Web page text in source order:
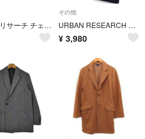
アーバンリサーチ チェスターコート アウター 総裏地 M モカブラウン /CX
その他
URBAN RESEARCH アーバンリサーチ 春夏★ シアサッカー ストライプ アンコン テーラード ジャケット Sz.L メンズ ネイビー
¥ 3,980